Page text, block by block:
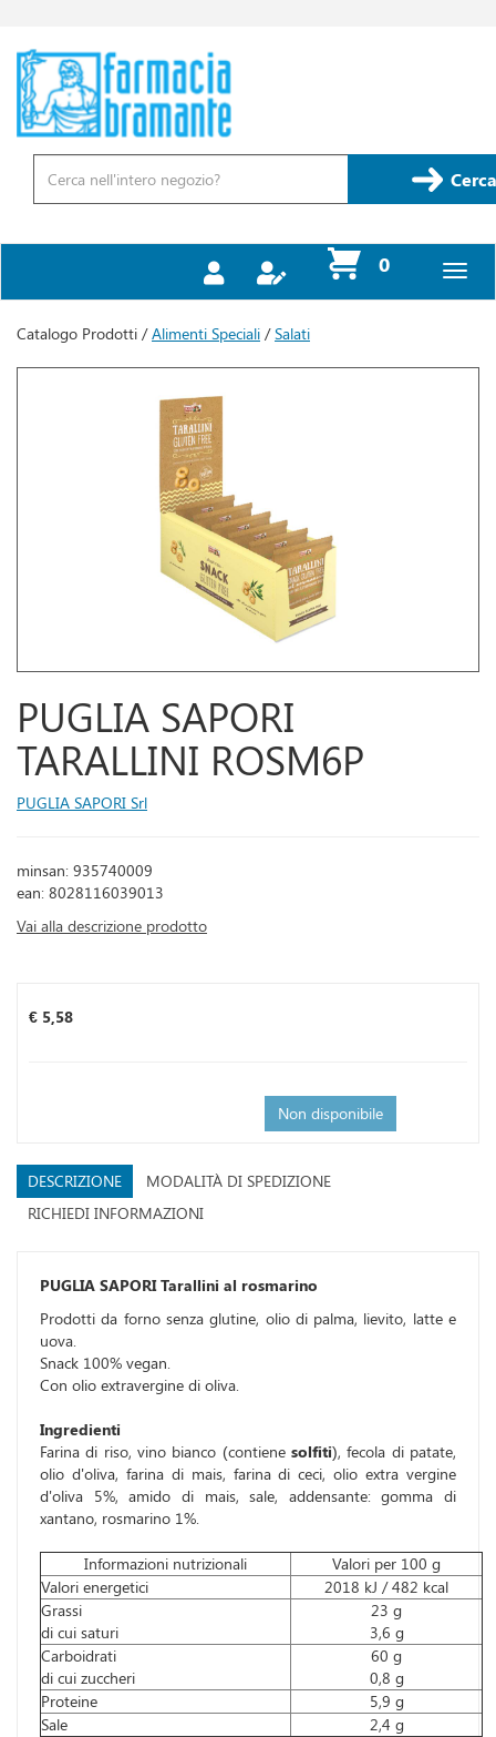
contenuto
principale
Farmacia
Bramante
Prodotto
0prodotti
inseriti
Catalogo Prodotti /Alimenti Speciali /Salati
PUGLIA SAPORI
TARALLINI ROSM6P
PUGLIA SAPORI Srl
minsan: 935740009
ean: 8028116039013
Vai alla descrizione prodotto
Prezzo
€ 5,58
Non disponibile
DESCRIZIONE
MODALITÀ DI SPEDIZIONE
RICHIEDI INFORMAZIONI
PUGLIA SAPORI Tarallini al rosmarino
Prodotti da forno senza glutine, olio di palma, lievito, latte e
uova.
Snack 100% vegan.
Con olio extravergine di oliva.
Ingredienti
Farina di riso, vino bianco (contiene solfiti), fecola di patate,
olio d'oliva, farina di mais, farina di ceci, olio extra vergine
d'oliva 5%, amido di mais, sale, addensante: gomma di
xantano, rosmarino 1%.
Informazioni nutrizionali
Valori per 100 g
Valori energetici
2018 kJ / 482 kcal
Grassi
di cui saturi
23 g
3,6 g
Carboidrati
di cui zuccheri
60 g
0,8 g
Proteine
5,9 g
Sale
2,4 g